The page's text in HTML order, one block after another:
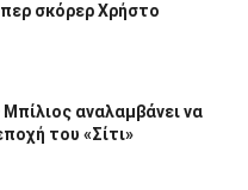
σκόρερ Χρήστο
αναλαμβάνει να
του «Σίτι»